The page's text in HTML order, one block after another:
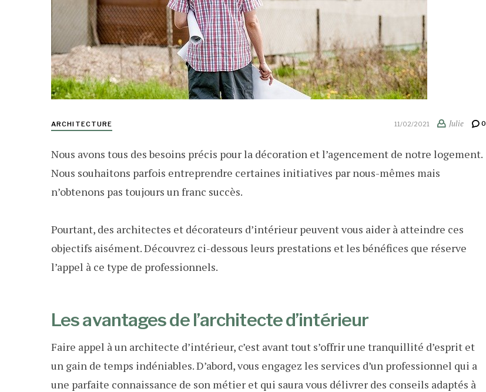
ARCHITECTURE 11/02/2021 Julie 0
Nous avons tous des besoins précis pour la décoration et l’agencement de notre logement.
Nous souhaitons parfois entreprendre certaines initiatives par nous-mêmes mais
n’obtenons pas toujours un franc succès.
Pourtant, des architectes et décorateurs d’intérieur peuvent vous aider à atteindre ces
objectifs aisément. Découvrez ci-dessous leurs prestations et les bénéfices que réserve
l’appel à ce type de professionnels.
Les avantages de l’architecte d’intérieur
Faire appel à un architecte d’intérieur, c’est avant tout s’offrir une tranquillité d’esprit et
un gain de temps indéniables. D’abord, vous engagez les services d’un professionnel qui a
une parfaite connaissance de son métier et qui saura vous délivrer des conseils adaptés à